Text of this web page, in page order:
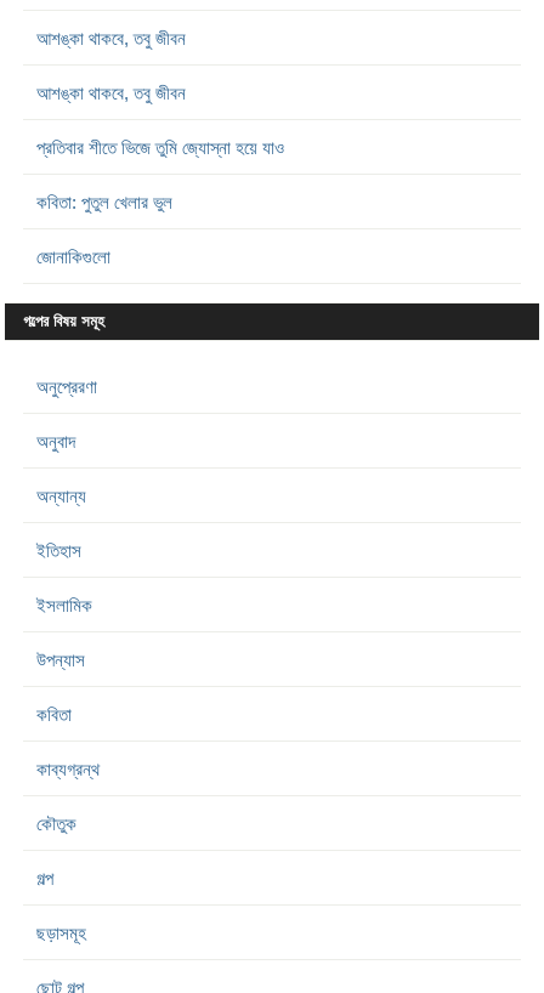
আশঙ্কা থাকবে, তবু জীবন
আশঙ্কা থাকবে, তবু জীবন
প্রতিবার শীতে ভিজে তুমি জ্যোস্না হয়ে যাও
কবিতা: পুতুল খেলার ভুল
জোনাকিগুলো
গল্পের বিষয় সমূহ
অনুপ্রেরণা
অনুবাদ
অন্যান্য
ইতিহাস
ইসলামিক
উপন্যাস
কবিতা
কাব্যগ্রন্থ
কৌতুক
গল্প
ছড়াসমূহ
ছোট গল্প